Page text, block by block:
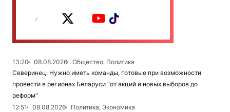
13:20 08.08.2026
Общество, Политика
Северинец: Нужно иметь команды, готовые при возможности
провести в регионах Беларуси "от акций и новых выборов до
реформ"
12:51
08.08.2026
Политика, Экономика